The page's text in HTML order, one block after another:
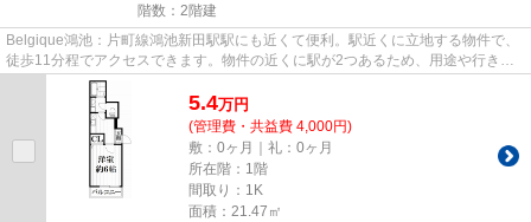
階数：2階建
Belgique鴻池：片町線鴻池新田駅駅にも近くて便利。駅近くに立地する物件で、
徒歩11分程でアクセスできます。物件の近くに駅が2つあるため、用途や行き先
によって経路を選べます。築3...
5.4万円
(管理費・共益費 4,000円)
敷：0ヶ月｜礼：0ヶ月
所在階：1階
間取り：1K
面積：21.47㎡